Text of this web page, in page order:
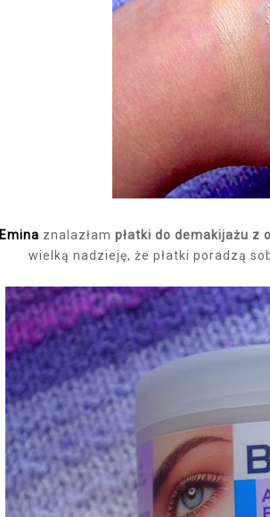
Emina znalazłam płatki do demakijażu z
wielką nadzieję, że płatki poradzą